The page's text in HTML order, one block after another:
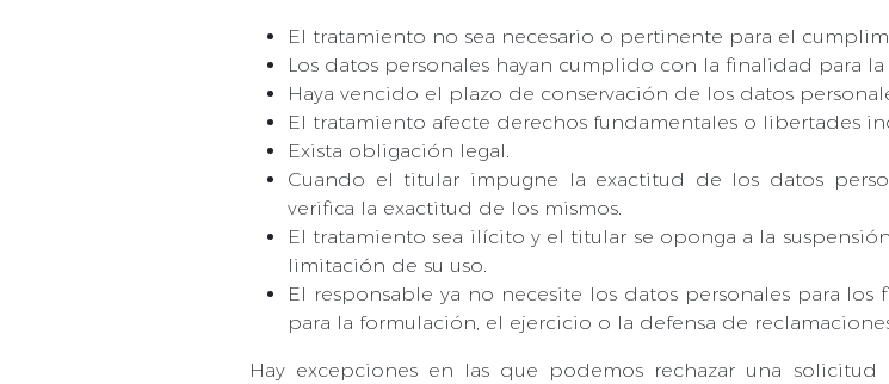
El tratamiento no sea necesario o pertinente para el
Los datos personales hayan cumplido con la finalidad para
Haya vencido el plazo de conservación de los datos
El tratamiento afecte derechos fundamentales o libertades
Exista obligación legal.
Cuando el titular impugne la exactitud de los datos
verifica la exactitud de los mismos.
El tratamiento sea ilícito y el titular se oponga a la
limitación de su uso.
El responsable ya no necesite los datos personales para
para la formulación, el ejercicio o la defensa de
Hay excepciones en las que podemos rechazar una